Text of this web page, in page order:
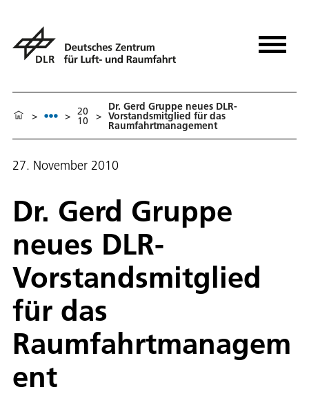
> > 20
10 >
Dr. Gerd Gruppe neues DLR-
Vorstandsmitglied für das
Raumfahrtmanagement
27. November 2010
Dr. Gerd Gruppe
neues DLR-
Vorstandsmitglied
für das
Raumfahrtmanagem
ent